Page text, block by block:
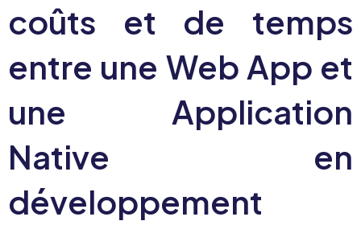
coûts et de temps
entre une Web App et
une Application
Native en
développement